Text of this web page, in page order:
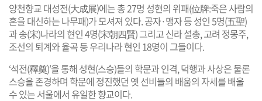
양천향교 대성전(大成展)에는 총 27명 성현의 위패(位牌:죽은 사람의
혼을 대신하는 나무패)가 모셔져 있다. 공자·맹자 등 성인 5명(五聖)
과 송(宋)나라의 현인 4명(宋朝四賢) 그리고 신라 설총, 고려 정몽주,
조선의 퇴계와 율곡 등 우리나라 현인 18명이 그들이다.
‘석전(釋奠)’을 통해 성현(스승)들의 학문과 인격, 덕행과 사상은 물론
스승을 존경하며 학문에 정진했던 옛 선비들의 배움의 자세를 배울
수 있는 서울에서 유일한 향교이다.